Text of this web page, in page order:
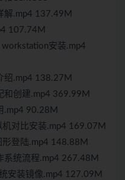
解.mp4 137.49M
107.74M
安装.mp4
绍.mp4 138.27M
和创建.mp4 369.99M
.mp4 90.28M
对比安装.mp4 169.07M
登陆.mp4 148.88M
系统流程.mp4 267.48M
安装镜像.mp4 127.09M